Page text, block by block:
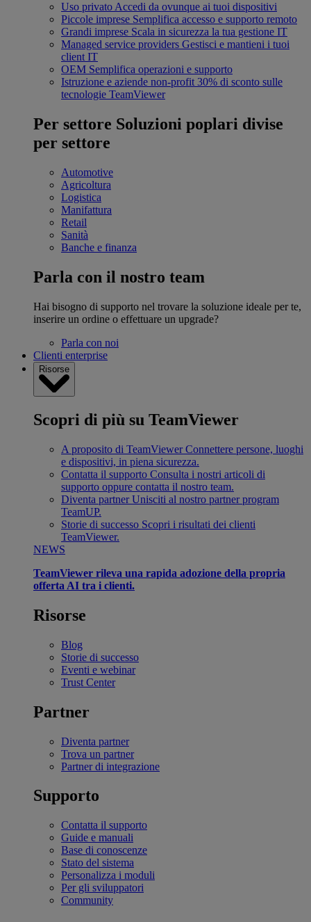
Uso privato Accedi da ovunque ai tuoi dispositivi
Piccole imprese Semplifica accesso e supporto remoto
Grandi imprese Scala in sicurezza la tua gestione IT
Managed service providers Gestisci e mantieni i tuoi
client IT
OEM Semplifica operazioni e supporto
Istruzione e aziende non-profit 30% di sconto sulle
tecnologie TeamViewer
Per settore Soluzioni poplari divise
per settore
Automotive
Agricoltura
Logistica
Manifattura
Retail
Sanità
Banche e finanza
Parla con il nostro team
Hai bisogno di supporto nel trovare la soluzione ideale per te,
inserire un ordine o effettuare un upgrade?
Parla con noi
Clienti enterprise
Risorse
Scopri di più su TeamViewer
A proposito di TeamViewer Connettere persone, luoghi
e dispositivi, in piena sicurezza.
Contatta il supporto Consulta i nostri articoli di
supporto oppure contatta il nostro team.
Diventa partner Unisciti al nostro partner program
TeamUP.
Storie di successo Scopri i risultati dei clienti
TeamViewer.
NEWS
TeamViewer rileva una rapida adozione della propria
offerta AI tra i clienti.
Risorse
Blog
Storie di successo
Eventi e webinar
Trust Center
Partner
Diventa partner
Trova un partner
Partner di integrazione
Supporto
Contatta il supporto
Guide e manuali
Base di conoscenze
Stato del sistema
Personalizza i moduli
Per gli sviluppatori
Community